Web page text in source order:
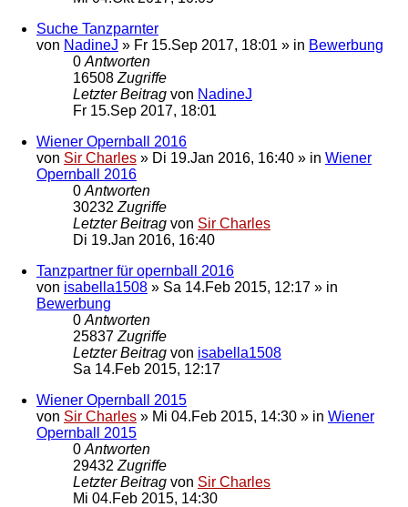
Suche Tanzparnter
von NadineJ » Fr 15.Sep 2017, 18:01 » in Bewerbung
0 Antworten
16508 Zugriffe
Letzter Beitrag von NadineJ
Fr 15.Sep 2017, 18:01
Wiener Opernball 2016
von Sir Charles » Di 19.Jan 2016, 16:40 » in Wiener
Opernball 2016
0 Antworten
30232 Zugriffe
Letzter Beitrag von Sir Charles
Di 19.Jan 2016, 16:40
Tanzpartner für opernball 2016
von isabella1508 » Sa 14.Feb 2015, 12:17 » in
Bewerbung
0 Antworten
25837 Zugriffe
Letzter Beitrag von isabella1508
Sa 14.Feb 2015, 12:17
Wiener Opernball 2015
von Sir Charles » Mi 04.Feb 2015, 14:30 » in Wiener
Opernball 2015
0 Antworten
29432 Zugriffe
Letzter Beitrag von Sir Charles
Mi 04.Feb 2015, 14:30